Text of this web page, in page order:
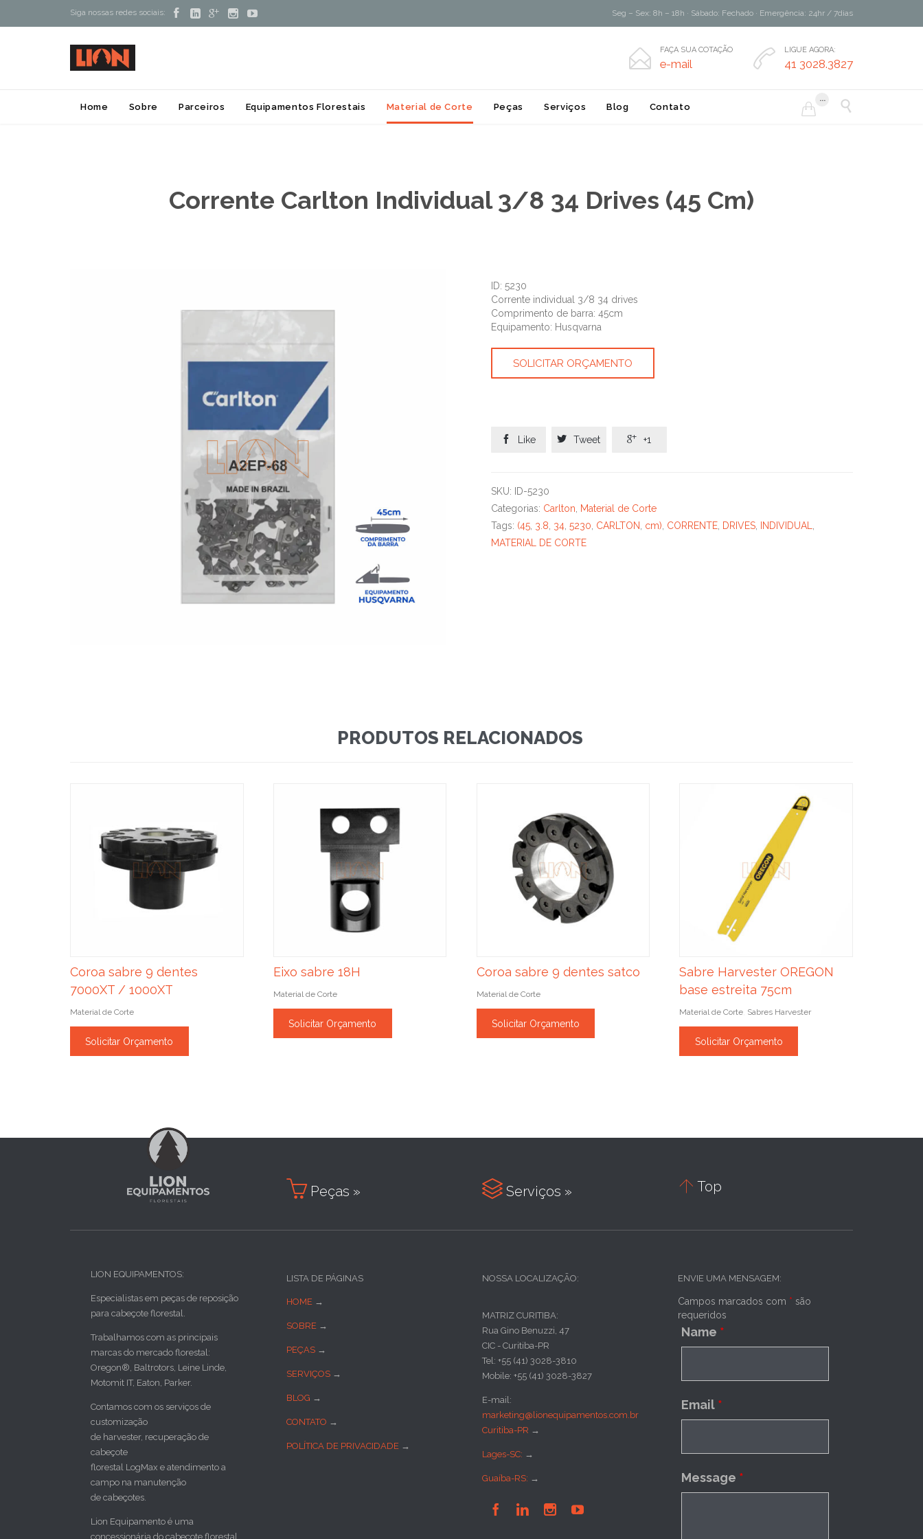
Siga nossas redes sociais:      Seg – Sex: 8h – 18h · Sábado: Fechado · Emergência: 24hr / 7dias
 FAÇA SUA COTAÇÃO
e-mail  LIGUE AGORA:
41 3028.3827
to
content
Home Sobre Parceiros Equipamentos Florestais Material de Corte Peças Serviços Blog Contato 
... 
Corrente Carlton Individual 3/8 34 Drives (45 Cm)
ID: 5230
Corrente individual 3/8 34 drives
Comprimento de barra: 45cm
Equipamento: Husqvarna
SOLICITAR ORÇAMENTO
 Like  Tweet  +1
SKU:
ID-5230
Categorias: Carlton, Material de Corte
Tags: (45, 3.8, 34, 5230, CARLTON, cm), CORRENTE, DRIVES, INDIVIDUAL,
MATERIAL DE CORTE
PRODUTOS RELACIONADOS
Coroa sabre 9 dentes
7000XT / 1000XT
Material de Corte
Solicitar Orçamento
Eixo sabre 18H
Material de Corte
Solicitar Orçamento
Coroa sabre 9 dentes satco
Material de Corte
Solicitar Orçamento
Sabre Harvester OREGON
base estreita 75cm
Material de Corte Sabres Harvester
Solicitar Orçamento
 Peças »  Serviços »  Top
LION EQUIPAMENTOS:
Especialistas em peças de reposição
para cabeçote florestal.
Trabalhamos com as principais
marcas do mercado florestal:
Oregon®, Baltrotors, Leine Linde,
Motomit IT, Eaton, Parker.
Contamos com os serviços de
customização
de harvester, recuperação de
cabeçote
florestal LogMax e atendimento a
campo na manutenção
de cabeçotes.
Lion Equipamento é uma
concessionária do cabeçote florestal
LISTA DE PÁGINAS
HOME →
SOBRE →
PEÇAS →
SERVIÇOS →
BLOG →
CONTATO →
POLÍTICA DE PRIVACIDADE →
NOSSA LOCALIZAÇÃO:
MATRIZ CURITIBA:
Rua Gino Benuzzi, 47
CIC - Curitiba-PR
Tel: +55 (41) 3028-3810
Mobile: +55 (41) 3028-3827
E-mail:
marketing@lionequipamentos.com.br
Curitiba-PR →
Lages-SC: →
Guaíba-RS: →
   
ENVIE UMA MENSAGEM:
Campos marcados com * são
requeridos
Name *
Email *
Message *